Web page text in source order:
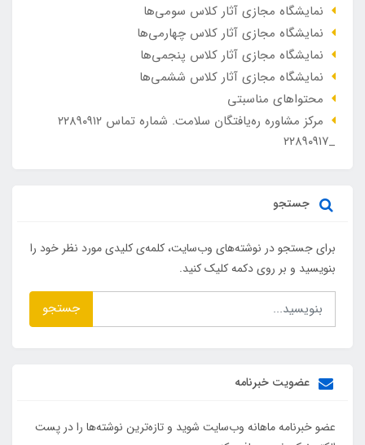
نمایشگاه مجازی آثار کلاس سومی‌ها
نمایشگاه مجازی آثار کلاس چهارمی‌ها
نمایشگاه مجازی آثار کلاس پنجمی‌ها
نمایشگاه مجازی آثار کلاس ششمی‌ها
محتواهای مناسبتی
مرکز مشاوره ره‌یافتگان سلامت. شماره تماس ۲۲۸۹۰۹۱۲
_۲۲۸۹۰۹۱۷
جستجو
برای جستجو در نوشته‌های وب‌سایت، کلمه‌ی کلیدی مورد نظر خود را
بنویسید و بر روی دکمه کلیک کنید.
جستجو
عضویت خبرنامه
عضو خبرنامه ماهانه وب‌سایت شوید و تازه‌ترین نوشته‌ها را در پست